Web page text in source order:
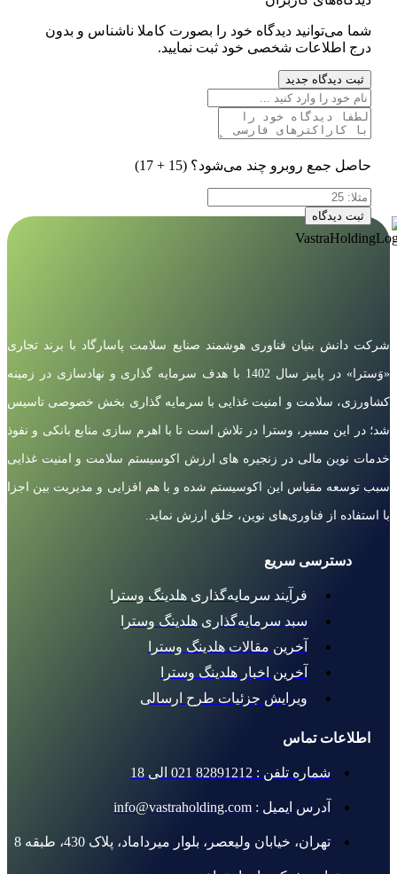
شما می‌توانید دیدگاه خود را بصورت کاملا ناشناس و بدون
درج اطلاعات شخصی خود ثبت نمایید.
ثبت دیدگاه جدید
حاصل جمع روبرو چند می‌شود؟ (15 + 17)
ثبت دیدگاه
شرکت دانش بنیان فناوری هوشمند صنایع سلامت پاسارگاد با برند تجاری
«وَسترا» در پاییز سال 1402 با هدف سرمایه گذاری و نهادسازی در زمینه
کشاورزی، سلامت و امنیت غذایی با سرمایه گذاری بخش خصوصی تاسیس
شد؛ در این مسیر، وسترا در تلاش است تا با اهرم سازی منابع بانکی و نفوذ
خدمات نوین مالی در زنجیره های ارزش اکوسیستم سلامت و امنیت غذایی
سبب توسعه مقیاس این اکوسیستم شده و با هم افزایی و مدیریت بین اجزا
با استفاده از فناوری‌های نوین، خلق ارزش نماید.
دسترسی سریع
فرآیند سرمایه‌گذاری هلدینگ وسترا
سبد سرمایه‌گذاری هلدینگ وسترا
آخرین مقالات هلدینگ وسترا
آخرین اخبار هلدینگ وسترا
ویرایش جزئیات طرح ارسالی
اطلاعات تماس
شماره تلفن : 82891212 021 الی 18
آدرس ایمیل : info@vastraholding.com
تهران، خیابان ولیعصر، بلوار میرداماد، پلاک 430، طبقه 8